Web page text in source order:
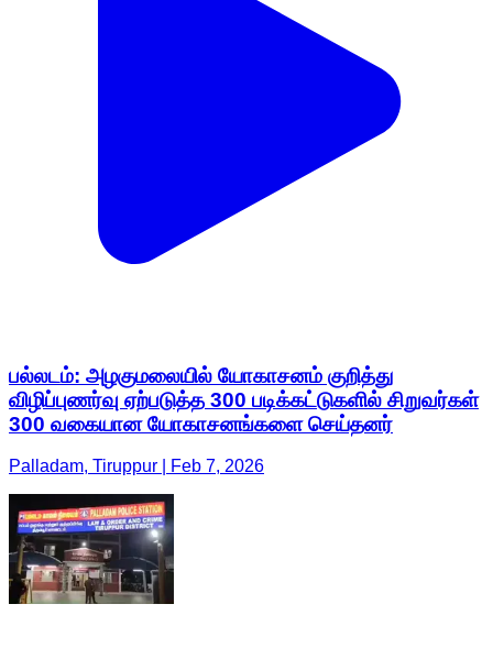
பல்லடம்: அழகுமலையில் யோகாசனம் குறித்து
விழிப்புணர்வு ஏற்படுத்த 300 படிக்கட்டுகளில் சிறுவர்கள்
300 வகையான யோகாசனங்களை செய்தனர்
Palladam, Tiruppur | Feb 7, 2026